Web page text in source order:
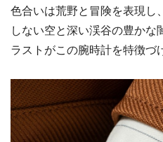
色合いは荒野と冒険を表現し
しない空と深い渓谷の豊かな
ラストがこの腕時計を特徴づ